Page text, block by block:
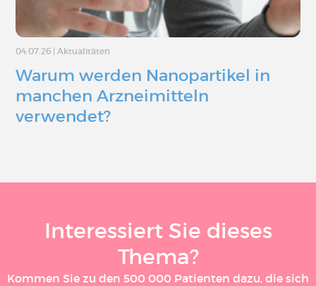
04.07.26 | Aktualitäten
Warum werden Nanopartikel in
manchen Arzneimitteln
verwendet?
Interessiert Sie dieses
Thema?
Kommen Sie zu den 500 000 Patienten dazu, die sich